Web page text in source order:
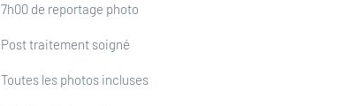
7h00 de reportage photo
Post traitement soigné
Toutes les photos incluses